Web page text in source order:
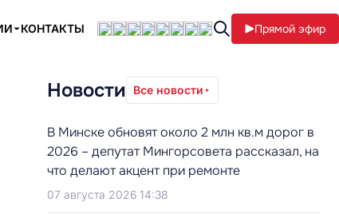
КОНТАКТЫ Прямой эфир
Новости Все новости
В Минске обновят около 2 млн кв.м дорог в
2026 – депутат Мингорсовета рассказал, на
что делают акцент при ремонте
07 августа 2026 14:38